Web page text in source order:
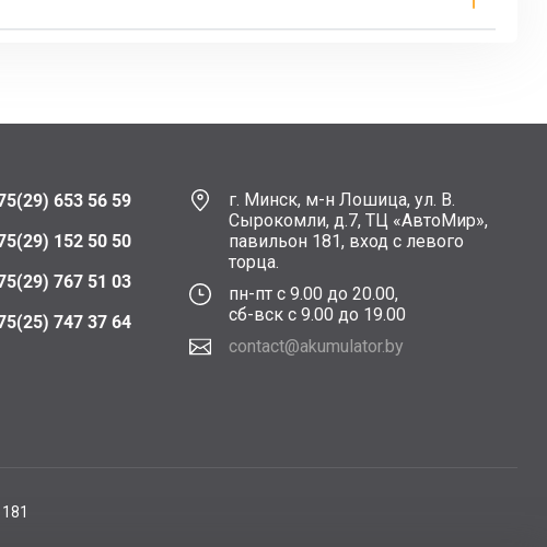
653 56 59
152 50 50
767 51 03
747 37 64
г. Минск, м-н Лошица, ул. В.
Сырокомли, д.7, ТЦ «АвтоМир»,
павильон 181, вход с левого
торца.
пн-пт с 9.00 до 20.00,
сб-вск с 9.00 до 19.00
contact@akumulator.by